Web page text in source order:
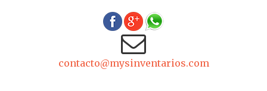
contacto@mysinventarios.com